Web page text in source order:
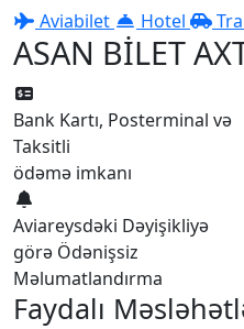
Aviabilet Hotel
ASAN BİLET
Bank Kartı, Posterminal və
Taksitli
ödəmə imkanı
Aviareysdəki Dəyişikliyə
görə Ödənişsiz
Məlumatlandırma
Faydalı